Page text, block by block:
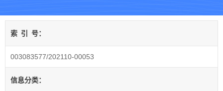
索 引 号：
003083577/202110-00053
信息分类：